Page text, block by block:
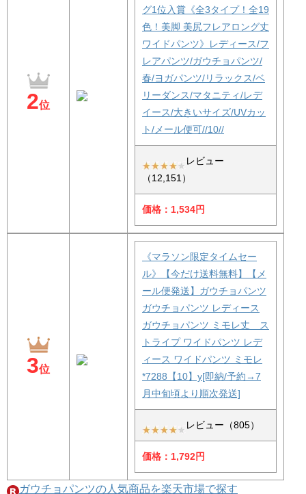
2位
グ1位入賞《全3タイプ！全19
色！美脚 美尻フレアロング丈
ワイドパンツ》レディース/フ
レアパンツ/ガウチョパンツ/
春/ヨガパンツ/リラックス/ベ
リーダンス/マタニティ/レデ
イース/大きいサイズ/UVカッ
ト/メール便可//10//
レビュー
（12,151）
価格：1,534円
3位
《マラソン限定タイムセー
ル》【今だけ送料無料】【メ
ール便発送】ガウチョパンツ
ガウチョパンツ レディース
ガウチョパンツ ミモレ丈 ス
トライプ ワイドパンツ レデ
ィース ワイドパンツ ミモレ
*7288【10】y[即納/予約→7
月中旬頃より順次発送]
レビュー（805）
価格：1,792円
ガウチョパンツの人気商品を楽天市場で探す